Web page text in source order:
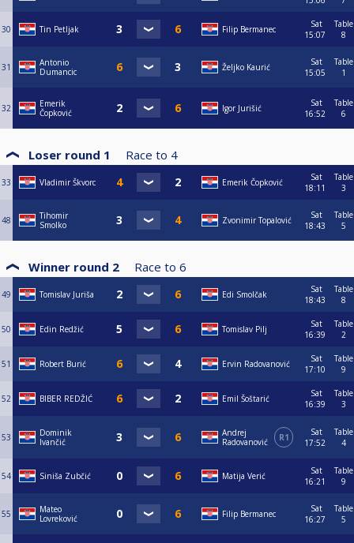
30 Tin Petljak Filip Bermanec
Sat
15:07
Table
8
31
Antonio
Dumancic
Željko Kaurić
Sat
15:05
Table
1
32
Emerik
Čopković
Igor Jurišić
Sat
16:52
Table
6
Loser round 1 Race to 4
33 Vladimir Škvorc Emerik Čopković
Sat
18:11
Table
3
48
Tihomir
Smolko
Zvonimir Topalović
Sat
18:43
Table
5
Winner round 2 Race to 6
49 Tomislav Juriša Edi Smolčak
Sat
18:43
Table
8
50 Edin Redžić Tomislav Pilj
Sat
16:39
Table
2
51 Robert Burić Ervin Radovanović
Sat
17:10
Table
9
52 BIBER REDŽIĆ Emil Šoštarić
Sat
16:39
Table
3
53
Dominik
Ivančić
Andrej
Radovanović
R1
Sat
17:52
Table
4
54 Siniša Zubčić Matija Verić
Sat
16:21
Table
9
55
Mateo
Lovreković
Filip Bermanec
Sat
16:27
Table
5